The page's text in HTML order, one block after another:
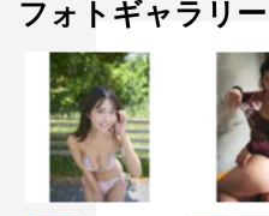
フォトギャラリー